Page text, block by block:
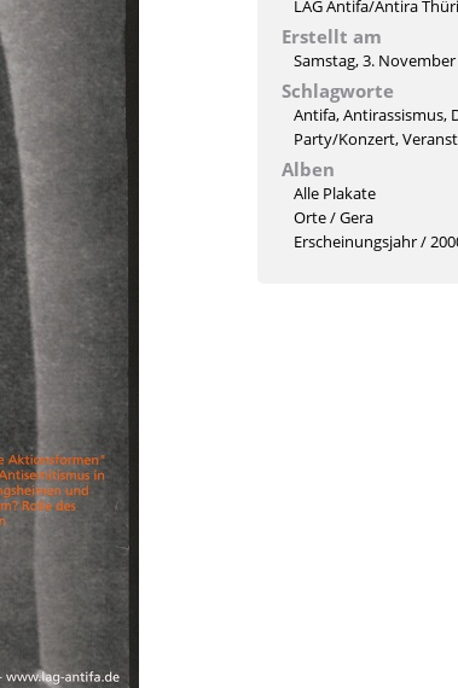
LAG Antifa/Antira
Erstellt am
Samstag, 3. November
Schlagworte
Antifa,Antirassismus,
Party/Konzert,
Alben
Alle Plakate
Orte/Gera
Erscheinungsjahr/